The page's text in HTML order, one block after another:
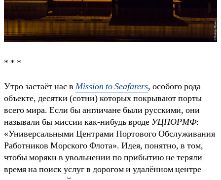
* * *
Утро застаёт нас в Mission to Seafarers, особого рода
объекте, десятки (сотни) которых покрывают порты
всего мира. Если бы англичане были русскими, они
называли бы миссии как-нибудь вроде УЦПОРМФ:
«Универсальными Центрами Портового Обслуживания
Работников Морского Флота». Идея, понятно, в том,
чтобы моряки в увольнении по прибытию не теряли
время на поиск услуг в дорогом и удалённом центре